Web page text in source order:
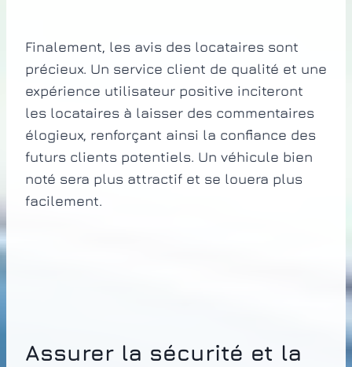
Finalement, les avis des locataires sont
précieux. Un service client de qualité et une
expérience utilisateur positive inciteront
les locataires à laisser des commentaires
élogieux, renforçant ainsi la confiance des
futurs clients potentiels. Un véhicule bien
noté sera plus attractif et se louera plus
facilement.
Assurer la sécurité et la